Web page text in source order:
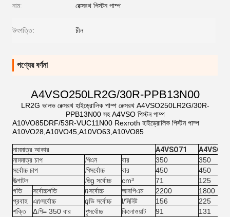
নাম: রেক্সরথ পিস্টন পাম্প
উৎপত্তি: চীন
পণ্যের বর্ণনা
A4VSO250LR2G/30R-PPB13N00
LR2G ভালভ রেক্সরথ হাইড্রোলিক পাম্প রেক্সরথ A4VSO250LR2G/30R-
PPB13N00 সহ A4VSO পিস্টন পাম্প
A10VO85DRF/53R-VUC11N00 Rexroth হাইড্রোলিক পিস্টন পাম্প
A10VO28,A10VO45,A10VO63,A10VO85
নামমাত্র আকার A4VSO71
নামমাত্র চাপ
পিএন বার 350
350
সর্বোচ্চ চাপ
পিসর্বোচ্চ বার 450
450
উত্পাটন
ভিg সর্বোচ্চ cm³ 71
125
গতি
সর্বোচ্চগতি nসর্বোচ্চ আরপিএম 2200
1800
প্রবাহ
এnসর্বোচ্চ qভি সর্বোচ্চ l/মিনিট 156
225
শক্তি
Δপি= 350 বার পৃসর্বোচ্চ কিলোওয়াট 91
131